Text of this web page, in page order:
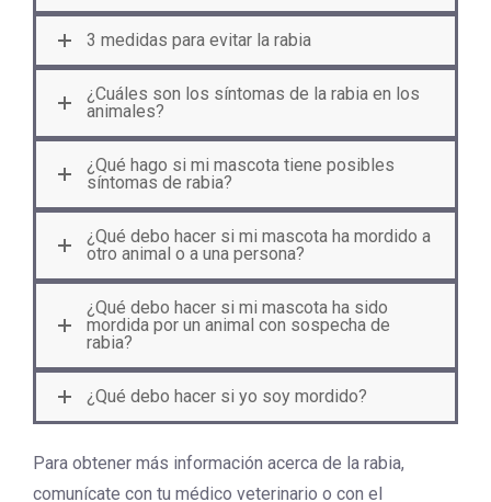
3 medidas para evitar la rabia
¿Cuáles son los síntomas de la rabia en los
animales?
¿Qué hago si mi mascota tiene posibles
síntomas de rabia?
¿Qué debo hacer si mi mascota ha mordido a
otro animal o a una persona?
¿Qué debo hacer si mi mascota ha sido
mordida por un animal con sospecha de
rabia?
¿Qué debo hacer si yo soy mordido?
Para obtener más información acerca de la rabia,
comunícate con tu médico veterinario o con el